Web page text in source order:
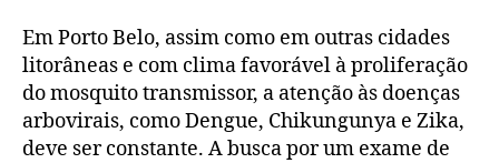
Em Porto Belo, assim como em outras cidades
litorâneas e com clima favorável à proliferação
do mosquito transmissor, a atenção às doenças
arbovirais, como Dengue, Chikungunya e Zika,
deve ser constante. A busca por um exame de